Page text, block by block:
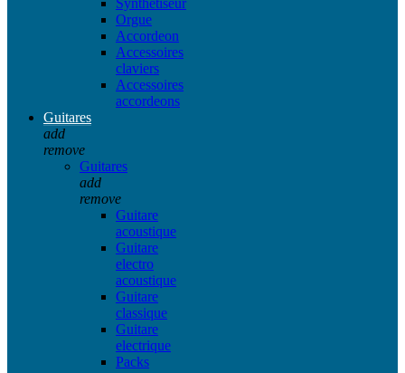
Orgue
Accordeon
Accessoires
claviers
Accessoires
accordeons
Guitares
add
remove
Guitares
add
remove
Guitare
acoustique
Guitare
electro
acoustique
Guitare
classique
Guitare
electrique
Packs